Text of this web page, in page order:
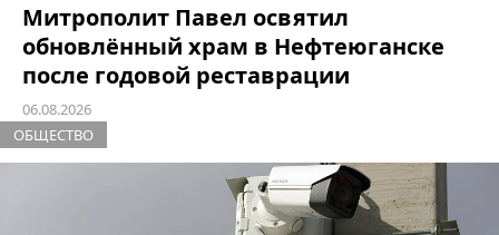
Митрополит Павел освятил
обновлённый храм в Нефтеюганске
после годовой реставрации
06.08.2026
ОБЩЕСТВО